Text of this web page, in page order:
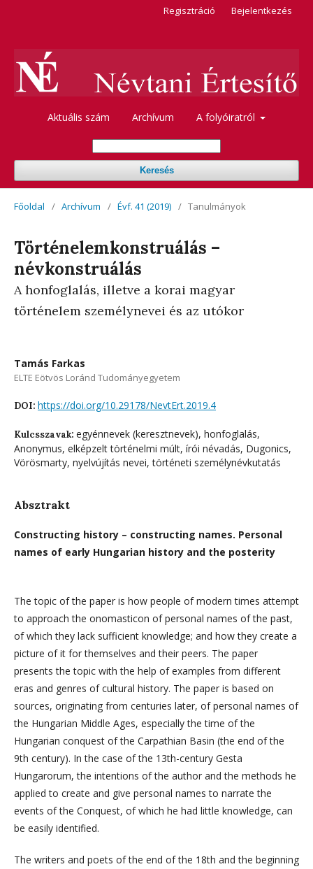
Aktuális szám Archívum A folyóiratról
Keresés
Regisztráció Bejelentkezés
Főoldal / Archívum / Évf. 41 (2019) / Tanulmányok
Történelemkonstruálás –
névkonstruálás
A honfoglalás, illetve a korai magyar
történelem személynevei és az utókor
Tamás Farkas
ELTE Eötvös Loránd Tudományegyetem
DOI: https://doi.org/10.29178/NevtErt.2019.4
Kulcsszavak: egyénnevek (keresztnevek), honfoglalás,
Anonymus, elképzelt történelmi múlt, írói névadás, Dugonics,
Vörösmarty, nyelvújítás nevei, történeti személynévkutatás
Absztrakt
Constructing history – constructing names. Personal
names of early Hungarian history and the posterity
The topic of the paper is how people of modern times attempt
to approach the onomasticon of personal names of the past,
of which they lack sufficient knowledge; and how they create a
picture of it for themselves and their peers. The paper
presents the topic with the help of examples from different
eras and genres of cultural history. The paper is based on
sources, originating from centuries later, of personal names of
the Hungarian Middle Ages, especially the time of the
Hungarian conquest of the Carpathian Basin (the end of the
9th century). In the case of the 13th-century Gesta
Hungarorum, the intentions of the author and the methods he
applied to create and give personal names to narrate the
events of the Conquest, of which he had little knowledge, can
be easily identified.
The writers and poets of the end of the 18th and the beginning